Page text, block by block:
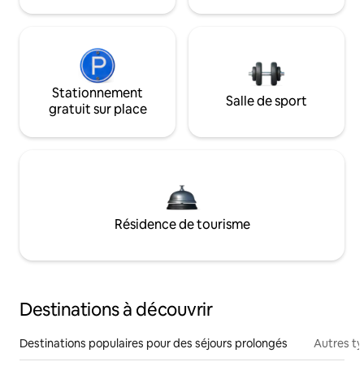
Stationnement
gratuit sur place
Salle de sport
Résidence de tourisme
Destinations à découvrir
Destinations populaires pour des séjours prolongés Autres